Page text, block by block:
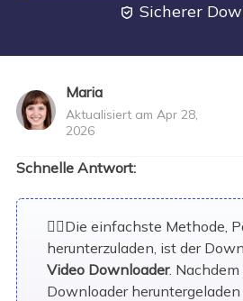
 Sicherer
Maria
Aktualisiert am Apr 28,
2026
Schnelle Antwort:
✍🏽Die einfachste Methode,
herunterzuladen, ist der
Video Downloader. Nachdem
Downloader